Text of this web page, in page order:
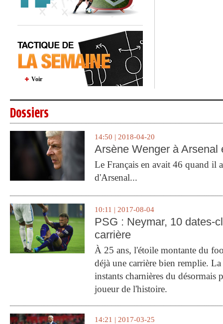
Voir
Dossiers
14:50 | 2018-04-20
Arsène Wenger à Arsenal
Le Français en avait 46 quand il
d'Arsenal...
10:11 | 2017-08-04
PSG : Neymar, 10 dates-
carrière
À 25 ans, l'étoile montante du
déjà une carrière bien remplie.
instants charnières du désormais
joueur de l'histoire.
14:21 | 2017-03-25